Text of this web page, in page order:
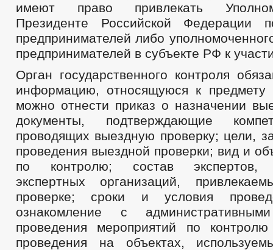
имеют право привлекать
Президенте Российской Федерации
предпринимателей либо
предпринимателей в субъекте РФ к
Орган государственного контроля
информацию, относящуюся к предмету
можно отнести приказ о назначении
документы, подтверждающие
проводящих выездную проверку; цели,
проведения выездной проверки; вид и
по контролю; состав экспертов,
экспертных организаций,
проверке; сроки и условия
ознакомление с
проведения мероприятий по
проведения на объектах,